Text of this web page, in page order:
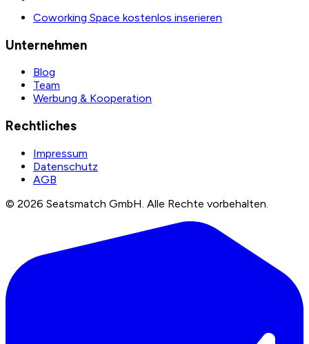
Coworking Space kostenlos inserieren
Unternehmen
Blog
Team
Werbung & Kooperation
Rechtliches
Impressum
Datenschutz
AGB
© 2026 Seatsmatch GmbH. Alle Rechte vorbehalten.